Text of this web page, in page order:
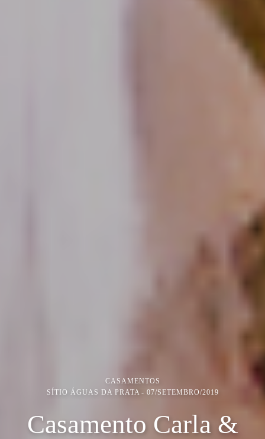
CASAMENTOS
SÍTIO ÁGUAS DA PRATA
07/SETEMBRO/2019
Casamento Carla &